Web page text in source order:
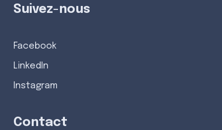
Suivez-nous
Facebook
LinkedIn
Instagram
Contact